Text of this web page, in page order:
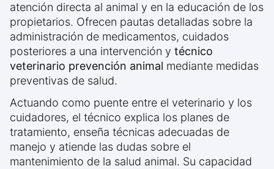
atención directa al animal y en la educación de los
propietarios. Ofrecen pautas detalladas sobre la
administración de medicamentos, cuidados
posteriores a una intervención y técnico
veterinario prevención animal mediante medidas
preventivas de salud.
Actuando como puente entre el veterinario y los
cuidadores, el técnico explica los planes de
tratamiento, enseña técnicas adecuadas de
manejo y atiende las dudas sobre el
mantenimiento de la salud animal. Su capacidad